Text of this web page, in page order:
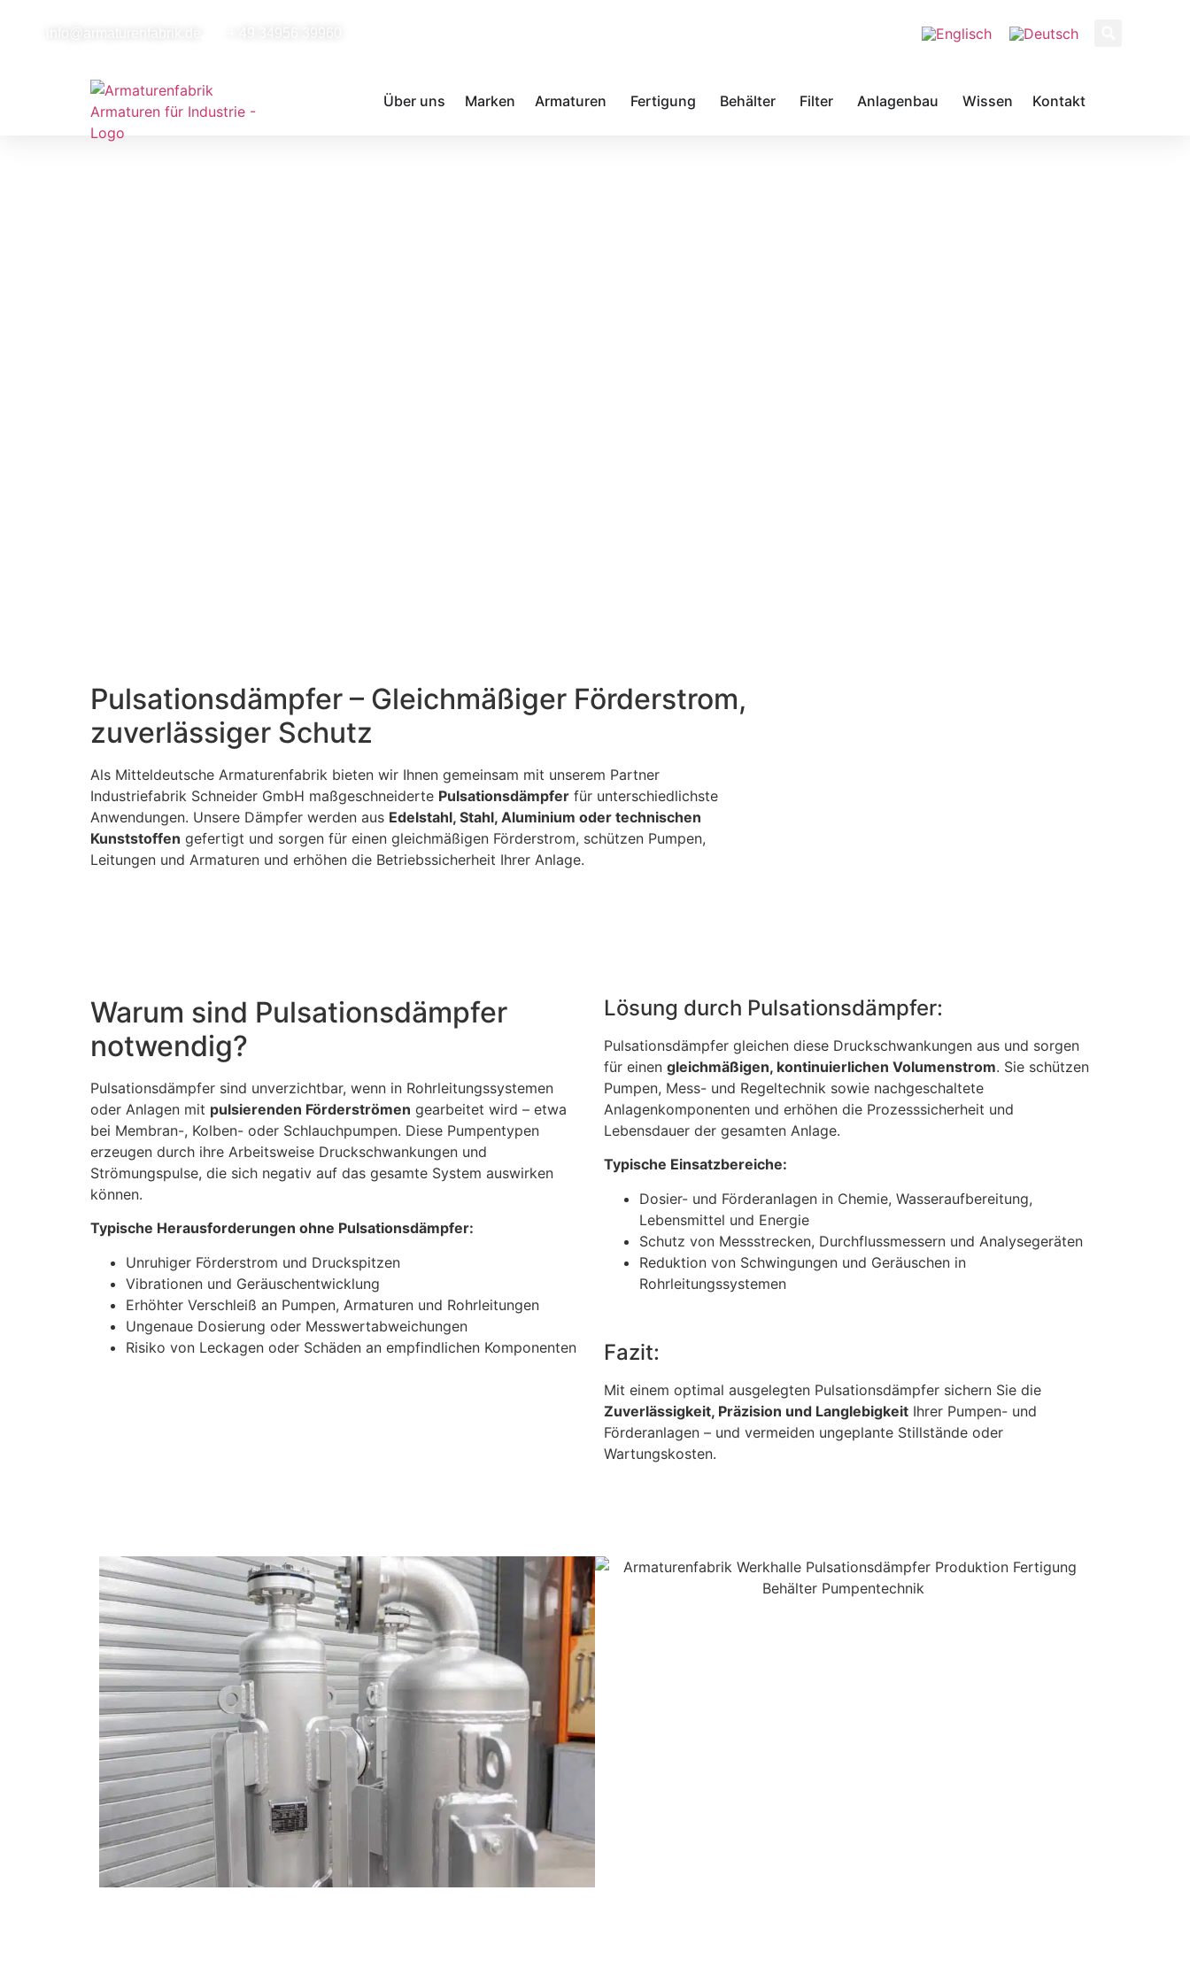
Über uns Marken Armaturen Fertigung Behälter Filter Anlagenbau Wissen Kontakt
Pulsationsdämpfer – Gleichmäßiger Förderstrom,
zuverlässiger Schutz
Als Mitteldeutsche Armaturenfabrik bieten wir Ihnen gemeinsam mit unserem Partner
Industriefabrik Schneider GmbH maßgeschneiderte Pulsationsdämpfer für unterschiedlichste
Anwendungen. Unsere Dämpfer werden aus Edelstahl, Stahl, Aluminium oder technischen
Kunststoffen gefertigt und sorgen für einen gleichmäßigen Förderstrom, schützen Pumpen,
Leitungen und Armaturen und erhöhen die Betriebssicherheit Ihrer Anlage.
Warum sind Pulsationsdämpfer
notwendig?
Pulsationsdämpfer sind unverzichtbar, wenn in Rohrleitungssystemen
oder Anlagen mit pulsierenden Förderströmen gearbeitet wird – etwa
bei Membran-, Kolben- oder Schlauchpumpen. Diese Pumpentypen
erzeugen durch ihre Arbeitsweise Druckschwankungen und
Strömungspulse, die sich negativ auf das gesamte System auswirken
können.
Typische Herausforderungen ohne Pulsationsdämpfer:
Unruhiger Förderstrom und Druckspitzen
Vibrationen und Geräuschentwicklung
Erhöhter Verschleiß an Pumpen, Armaturen und Rohrleitungen
Ungenaue Dosierung oder Messwertabweichungen
Risiko von Leckagen oder Schäden an empfindlichen Komponenten
Lösung durch Pulsationsdämpfer:
Pulsationsdämpfer gleichen diese Druckschwankungen aus und sorgen
für einen gleichmäßigen, kontinuierlichen Volumenstrom. Sie schützen
Pumpen, Mess- und Regeltechnik sowie nachgeschaltete
Anlagenkomponenten und erhöhen die Prozesssicherheit und
Lebensdauer der gesamten Anlage.
Typische Einsatzbereiche:
Dosier- und Förderanlagen in Chemie, Wasseraufbereitung,
Lebensmittel und Energie
Schutz von Messstrecken, Durchflussmessern und Analysegeräten
Reduktion von Schwingungen und Geräuschen in
Rohrleitungssystemen
Fazit:
Mit einem optimal ausgelegten Pulsationsdämpfer sichern Sie die
Zuverlässigkeit, Präzision und Langlebigkeit Ihrer Pumpen- und
Förderanlagen – und vermeiden ungeplante Stillstände oder
Wartungskosten.